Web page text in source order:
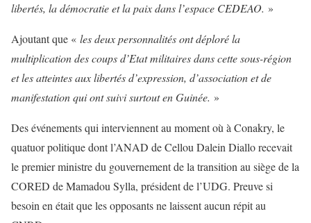
libertés, la démocratie et la paix dans l’espace CEDEAO. »
Ajoutant que « les deux personnalités ont déploré la
multiplication des coups d’Etat militaires dans cette sous-région
et les atteintes aux libertés d’expression, d’association et de
manifestation qui ont suivi surtout en Guinée. »
Des événements qui interviennent au moment où à Conakry, le
quatuor politique dont l’ANAD de Cellou Dalein Diallo recevait
le premier ministre du gouvernement de la transition au siège de la
CORED de Mamadou Sylla, président de l’UDG. Preuve si
besoin en était que les opposants ne laissent aucun répit au